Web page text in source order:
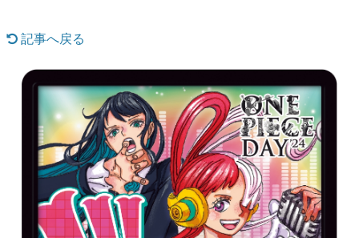
特集記事
マンガ
女性向け
アプリレビュー
その他
電ファミニコゲーマーとは？
記事へ戻る